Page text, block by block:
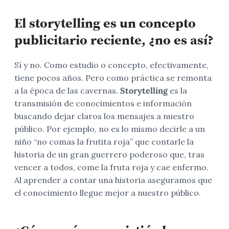
El storytelling es un concepto
publicitario reciente, ¿no es así?
Sí y no. Como estudio o concepto, efectivamente,
tiene pocos años. Pero como práctica se remonta
a la época de las cavernas. Storytellinges la
transmisión de conocimientos e información
buscando dejar claros los mensajes a nuestro
público. Por ejemplo, no es lo mismo decirle a un
niño “no comas la frutita roja” que contarle la
historia de un gran guerrero poderoso que, tras
vencer a todos, come la fruta roja y cae enfermo.
Al aprender a contar una historia aseguramos que
el conocimiento llegue mejor a nuestro público.